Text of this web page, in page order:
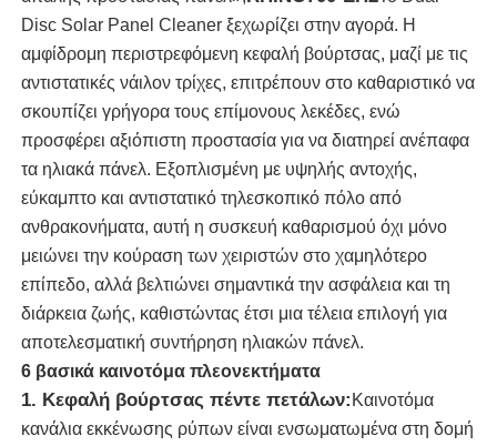
Προϊόντα
Βίντεο
Σχετικά με εμάς
Γύρος εργοστασίων
Ποιοτικός έλεγχος
Disc Solar Panel Cleaner ξεχωρίζει στην αγορά. Η
αμφίδρομη περιστρεφόμενη κεφαλή βούρτσας, μαζί με τις
αντιστατικές νάιλον τρίχες, επιτρέπουν στο καθαριστικό να
σκουπίζει γρήγορα τους επίμονους λεκέδες, ενώ
προσφέρει αξιόπιστη προστασία για να διατηρεί ανέπαφα
τα ηλιακά πάνελ. Εξοπλισμένη με υψηλής αντοχής,
εύκαμπτο και αντιστατικό τηλεσκοπικό πόλο από
ανθρακονήματα, αυτή η συσκευή καθαρισμού όχι μόνο
μειώνει την κούραση των χειριστών στο χαμηλότερο
επίπεδο, αλλά βελτιώνει σημαντικά την ασφάλεια και τη
διάρκεια ζωής, καθιστώντας έτσι μια τέλεια επιλογή για
αποτελεσματική συντήρηση ηλιακών πάνελ.
6 βασικά καινοτόμα πλεονεκτήματα
1. Κεφαλή βούρτσας πέντε πετάλων: Καινοτόμα
κανάλια εκκένωσης ρύπων είναι ενσωματωμένα στη δομή